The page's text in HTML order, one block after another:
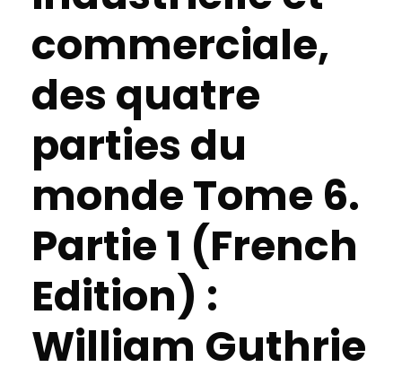
commerciale,
des quatre
parties du
monde Tome 6.
Partie 1 (French
Edition) :
William Guthrie